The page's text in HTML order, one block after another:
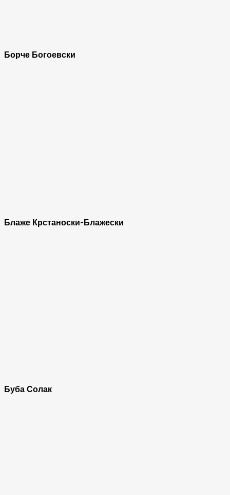
Борче Богоевски
Блаже Крстаноски-Блажески
Буба Солак